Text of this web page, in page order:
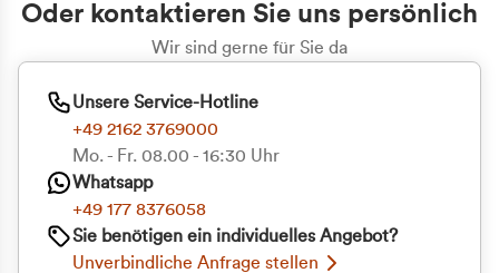
Oder kontaktieren Sie uns persönlich
Wir sind gerne für Sie da
Unsere Service-Hotline
+49 2162 3769000
Mo. - Fr. 08.00 - 16:30 Uhr
Whatsapp
+49 177 8376058
Sie benötigen ein individuelles Angebot?
Unverbindliche Anfrage stellen